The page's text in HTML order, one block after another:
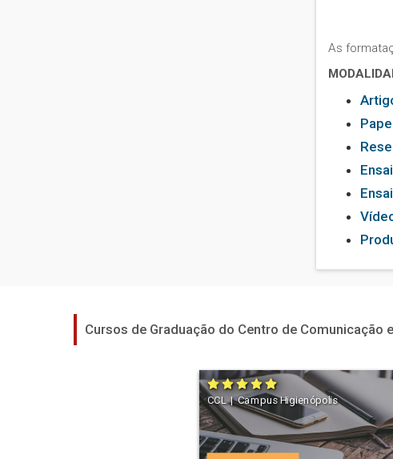
As
Cursos de Graduação do Centro de Comunicação
CCL | Campus Higienópolis